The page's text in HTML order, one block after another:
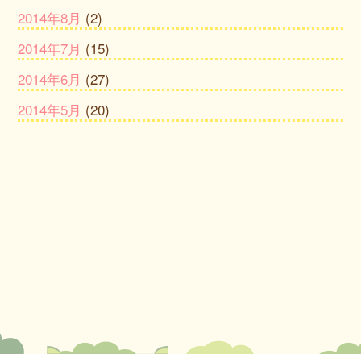
2014年8月 (2)
2014年7月 (15)
2014年6月 (27)
2014年5月 (20)